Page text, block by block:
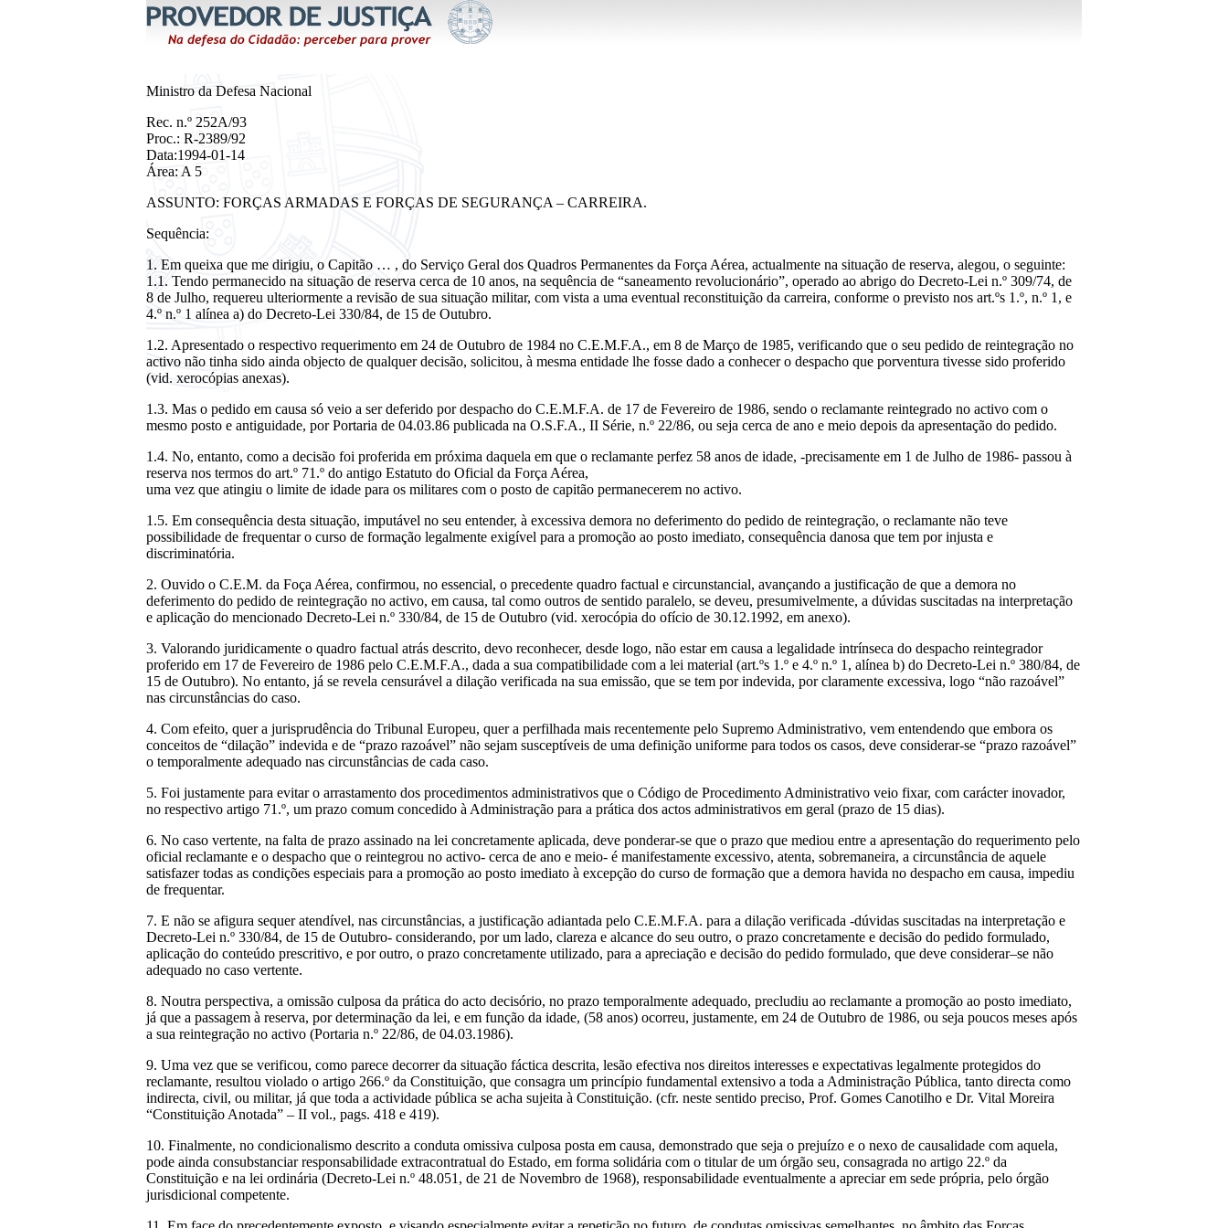
Ministro da Defesa Nacional
Rec. n.º 252A/93
Proc.: R-2389/92
Data:1994-01-14
Área: A 5
ASSUNTO: FORÇAS ARMADAS E FORÇAS DE SEGURANÇA – CARREIRA.
Sequência:
1. Em queixa que me dirigiu, o Capitão … , do Serviço Geral dos Quadros Permanentes da Força Aérea, actualmente na situação de reserva, alegou, o seguinte:
1.1. Tendo permanecido na situação de reserva cerca de 10 anos, na sequência de “saneamento revolucionário”, operado ao abrigo do Decreto-Lei n.º 309/74, de
8 de Julho, requereu ulteriormente a revisão de sua situação militar, com vista a uma eventual reconstituição da carreira, conforme o previsto nos art.ºs 1.º, n.º 1, e
4.º n.º 1 alínea a) do Decreto-Lei 330/84, de 15 de Outubro.
1.2. Apresentado o respectivo requerimento em 24 de Outubro de 1984 no C.E.M.F.A., em 8 de Março de 1985, verificando que o seu pedido de reintegração no
activo não tinha sido ainda objecto de qualquer decisão, solicitou, à mesma entidade lhe fosse dado a conhecer o despacho que porventura tivesse sido proferido
(vid. xerocópias anexas).
1.3. Mas o pedido em causa só veio a ser deferido por despacho do C.E.M.F.A. de 17 de Fevereiro de 1986, sendo o reclamante reintegrado no activo com o
mesmo posto e antiguidade, por Portaria de 04.03.86 publicada na O.S.F.A., II Série, n.º 22/86, ou seja cerca de ano e meio depois da apresentação do pedido.
1.4. No, entanto, como a decisão foi proferida em próxima daquela em que o reclamante perfez 58 anos de idade, -precisamente em 1 de Julho de 1986- passou à
reserva nos termos do art.º 71.º do antigo Estatuto do Oficial da Força Aérea,
uma vez que atingiu o limite de idade para os militares com o posto de capitão permanecerem no activo.
1.5. Em consequência desta situação, imputável no seu entender, à excessiva demora no deferimento do pedido de reintegração, o reclamante não teve
possibilidade de frequentar o curso de formação legalmente exigível para a promoção ao posto imediato, consequência danosa que tem por injusta e
discriminatória.
2. Ouvido o C.E.M. da Foça Aérea, confirmou, no essencial, o precedente quadro factual e circunstancial, avançando a justificação de que a demora no
deferimento do pedido de reintegração no activo, em causa, tal como outros de sentido paralelo, se deveu, presumivelmente, a dúvidas suscitadas na interpretação
e aplicação do mencionado Decreto-Lei n.º 330/84, de 15 de Outubro (vid. xerocópia do ofício de 30.12.1992, em anexo).
3. Valorando juridicamente o quadro factual atrás descrito, devo reconhecer, desde logo, não estar em causa a legalidade intrínseca do despacho reintegrador
proferido em 17 de Fevereiro de 1986 pelo C.E.M.F.A., dada a sua compatibilidade com a lei material (art.ºs 1.º e 4.º n.º 1, alínea b) do Decreto-Lei n.º 380/84, de
15 de Outubro). No entanto, já se revela censurável a dilação verificada na sua emissão, que se tem por indevida, por claramente excessiva, logo “não razoável”
nas circunstâncias do caso.
4. Com efeito, quer a jurisprudência do Tribunal Europeu, quer a perfilhada mais recentemente pelo Supremo Administrativo, vem entendendo que embora os
conceitos de “dilação” indevida e de “prazo razoável” não sejam susceptíveis de uma definição uniforme para todos os casos, deve considerar-se “prazo razoável”
o temporalmente adequado nas circunstâncias de cada caso.
5. Foi justamente para evitar o arrastamento dos procedimentos administrativos que o Código de Procedimento Administrativo veio fixar, com carácter inovador,
no respectivo artigo 71.º, um prazo comum concedido à Administração para a prática dos actos administrativos em geral (prazo de 15 dias).
6. No caso vertente, na falta de prazo assinado na lei concretamente aplicada, deve ponderar-se que o prazo que mediou entre a apresentação do requerimento pelo
oficial reclamante e o despacho que o reintegrou no activo- cerca de ano e meio- é manifestamente excessivo, atenta, sobremaneira, a circunstância de aquele
satisfazer todas as condições especiais para a promoção ao posto imediato à excepção do curso de formação que a demora havida no despacho em causa, impediu
de frequentar.
7. E não se afigura sequer atendível, nas circunstâncias, a justificação adiantada pelo C.E.M.F.A. para a dilação verificada -dúvidas suscitadas na interpretação e
Decreto-Lei n.º 330/84, de 15 de Outubro- considerando, por um lado, clareza e alcance do seu outro, o prazo concretamente e decisão do pedido formulado,
aplicação do conteúdo prescritivo, e por outro, o prazo concretamente utilizado, para a apreciação e decisão do pedido formulado, que deve considerar–se não
adequado no caso vertente.
8. Noutra perspectiva, a omissão culposa da prática do acto decisório, no prazo temporalmente adequado, precludiu ao reclamante a promoção ao posto imediato,
já que a passagem à reserva, por determinação da lei, e em função da idade, (58 anos) ocorreu, justamente, em 24 de Outubro de 1986, ou seja poucos meses após
a sua reintegração no activo (Portaria n.º 22/86, de 04.03.1986).
9. Uma vez que se verificou, como parece decorrer da situação fáctica descrita, lesão efectiva nos direitos interesses e expectativas legalmente protegidos do
reclamante, resultou violado o artigo 266.º da Constituição, que consagra um princípio fundamental extensivo a toda a Administração Pública, tanto directa como
indirecta, civil, ou militar, já que toda a actividade pública se acha sujeita à Constituição. (cfr. neste sentido preciso, Prof. Gomes Canotilho e Dr. Vital Moreira
“Constituição Anotada” – II vol., pags. 418 e 419).
10. Finalmente, no condicionalismo descrito a conduta omissiva culposa posta em causa, demonstrado que seja o prejuízo e o nexo de causalidade com aquela,
pode ainda consubstanciar responsabilidade extracontratual do Estado, em forma solidária com o titular de um órgão seu, consagrada no artigo 22.º da
Constituição e na lei ordinária (Decreto-Lei n.º 48.051, de 21 de Novembro de 1968), responsabilidade eventualmente a apreciar em sede própria, pelo órgão
jurisdicional competente.